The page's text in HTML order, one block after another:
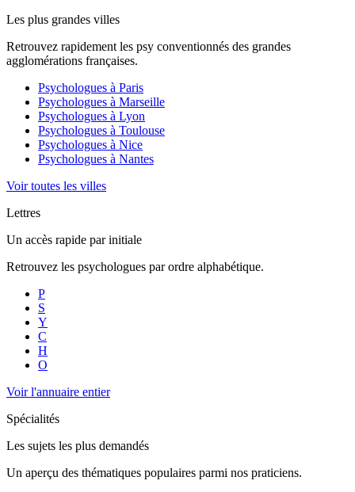
Les plus grandes villes
Retrouvez rapidement les psy conventionnés des grandes
agglomérations françaises.
Psychologues à Paris
Psychologues à Marseille
Psychologues à Lyon
Psychologues à Toulouse
Psychologues à Nice
Psychologues à Nantes
Voir toutes les villes
Lettres
Un accès rapide par initiale
Retrouvez les psychologues par ordre alphabétique.
P
S
Y
C
H
O
Voir l'annuaire entier
Spécialités
Les sujets les plus demandés
Un aperçu des thématiques populaires parmi nos praticiens.